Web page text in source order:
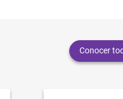
Conocer